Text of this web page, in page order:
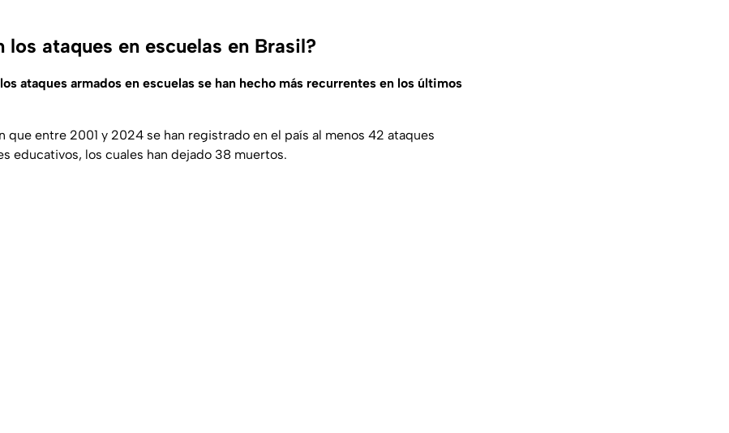
los ataques en escuelas en Brasil?
los ataques armados en escuelas se han hecho más recurrentes en los últimos
que entre 2001 y 2024 se han registrado en el país al menos 42 ataques
educativos, los cuales han dejado 38 muertos.